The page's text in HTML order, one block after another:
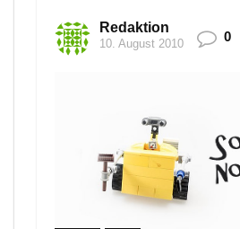
Redaktion
10. August 2010 0